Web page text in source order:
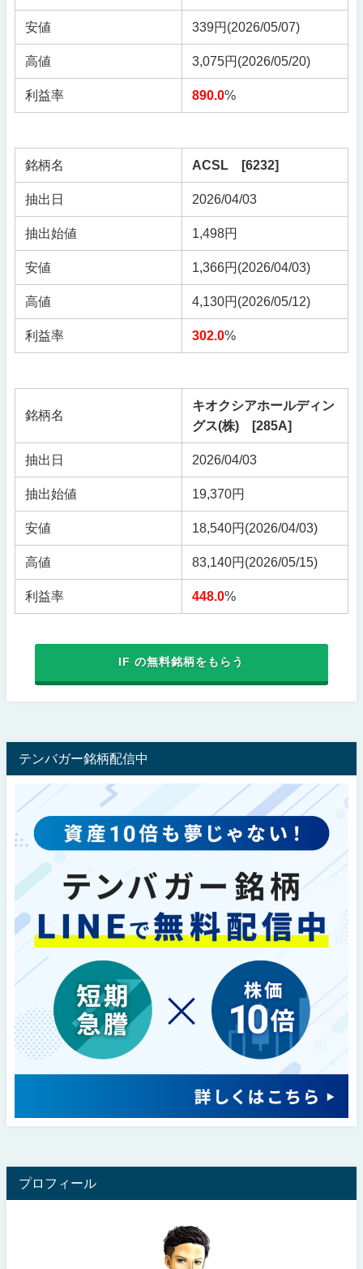
安値 339円(2026/05/07)
高値 3,075円(2026/05/20)
利益率 890.0%
銘柄名 ACSL [6232]
抽出日 2026/04/03
抽出始値 1,498円
安値 1,366円(2026/04/03)
高値 4,130円(2026/05/12)
利益率 302.0%
銘柄名
キオクシアホールディン
グス(株) [285A]
抽出日 2026/04/03
抽出始値 19,370円
安値 18,540円(2026/04/03)
高値 83,140円(2026/05/15)
利益率 448.0%
IF の無料銘柄をもらう
テンバガー銘柄配信中
プロフィール